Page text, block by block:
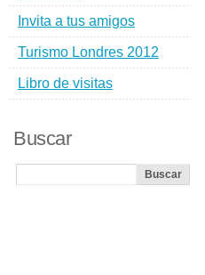
Invita a tus amigos
Turismo Londres 2012
Libro de visitas
Buscar